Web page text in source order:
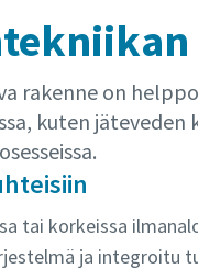
rakenne on
kuten jäteveden
tai korkeissa
ja integroitu